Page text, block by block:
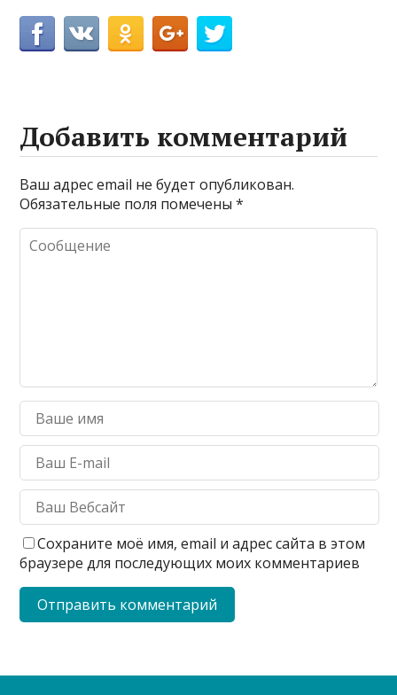
Добавить комментарий
Ваш адрес email не будет опубликован.
Обязательные поля помечены*
Сохраните моё имя, email и адрес сайта в этом
браузере для последующих моих комментариев